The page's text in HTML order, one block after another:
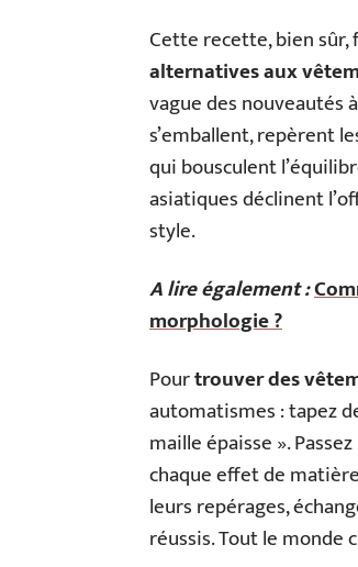
Cette recette, bien sûr,
alternatives aux
vague des nouveautés
s’emballent, repèrent
qui bousculent
asiatiques déclinent
style.
A lire également :
morphologie ?
Pourtrouver des
automatismes : tapez
maille épaisse ».
chaque effet de
leurs repérages,
réussis. Tout le monde